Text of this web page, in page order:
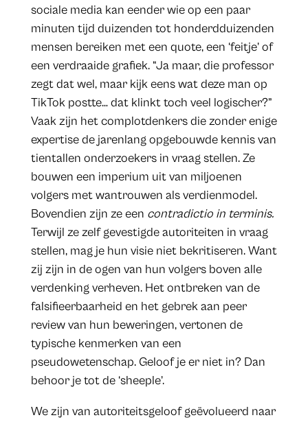
sociale media kan eender wie op een paar
minuten tijd duizenden tot honderdduizenden
mensen bereiken met een quote, een ‘feitje’ of
een verdraaide grafiek. “Ja maar, die professor
zegt dat wel, maar kijk eens wat deze man op
TikTok postte… dat klinkt toch veel logischer?”
Vaak zijn het complotdenkers die zonder enige
expertise de jarenlang opgebouwde kennis van
tientallen onderzoekers in vraag stellen. Ze
bouwen een imperium uit van miljoenen
volgers met wantrouwen als verdienmodel.
Bovendien zijn ze een contradictio in terminis.
Terwijl ze zelf gevestigde autoriteiten in vraag
stellen, mag je hun visie niet bekritiseren. Want
zij zijn in de ogen van hun volgers boven alle
verdenking verheven. Het ontbreken van de
falsifieerbaarheid en het gebrek aan peer
review van hun beweringen, vertonen de
typische kenmerken van een
pseudowetenschap. Geloof je er niet in? Dan
behoor je tot de ‘sheeple’.
We zijn van autoriteitsgeloof geëvolueerd naar